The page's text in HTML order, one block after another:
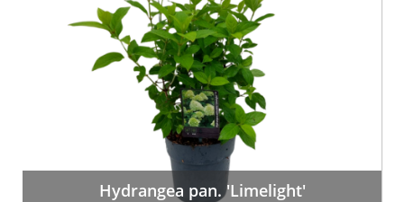
Hydrangea pan. 'Limelight'